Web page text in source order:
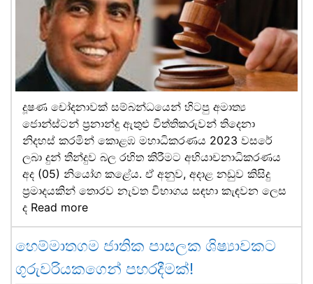
දූෂණ චෝදනාවක් සම්බන්ධයෙන් හිටපු අමාත්‍ය
ජොන්ස්ටන් ප්‍රනාන්දු ඇතුළු විත්තිකරුවන් තිදෙනා
නිදහස් කරමින් කොළඹ මහාධිකරණය 2023 වසරේ
ලබා දුන් තීන්දුව බල රහිත කිරීමට අභියාචනාධිකරණය
අද (05) නියෝග කළේය. ඒ අනුව, අදාළ නඩුව කිසිදු
ප්‍රමාදයකින් තොරව නැවත විභාගය සඳහා කැඳවන ලෙස
ද Read more
හෙම්මාතගම ජාතික පාසලක ශිෂ්‍යාවකට
ගුරුවරියකගෙන් පහරදීමක්!